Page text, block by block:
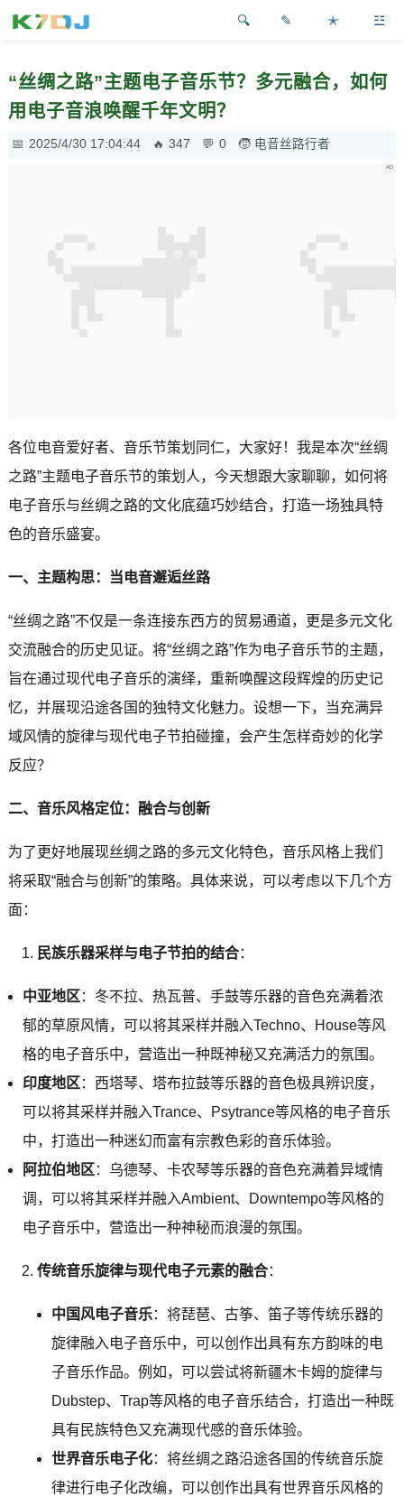
✎ ✭ ☳
“丝绸之路”主题电子音乐节？多元融合，如何
用电子音浪唤醒千年文明？
2025/4/30 17:04:44 347 0 电音丝路行者
各位电音爱好者、音乐节策划同仁，大家好！我是本次“丝绸
之路”主题电子音乐节的策划人，今天想跟大家聊聊，如何将
电子音乐与丝绸之路的文化底蕴巧妙结合，打造一场独具特
色的音乐盛宴。
一、主题构思：当电音邂逅丝路
“丝绸之路”不仅是一条连接东西方的贸易通道，更是多元文化
交流融合的历史见证。将“丝绸之路”作为电子音乐节的主题，
旨在通过现代电子音乐的演绎，重新唤醒这段辉煌的历史记
忆，并展现沿途各国的独特文化魅力。设想一下，当充满异
域风情的旋律与现代电子节拍碰撞，会产生怎样奇妙的化学
反应？
二、音乐风格定位：融合与创新
为了更好地展现丝绸之路的多元文化特色，音乐风格上我们
将采取“融合与创新”的策略。具体来说，可以考虑以下几个方
面：
民族乐器采样与电子节拍的结合：
中亚地区 ：冬不拉、热瓦普、手鼓等乐器的音色充满着浓
郁的草原风情，可以将其采样并融入Techno、House等风
格的电子音乐中，营造出一种既神秘又充满活力的氛围。
印度地区 ：西塔琴、塔布拉鼓等乐器的音色极具辨识度，
可以将其采样并融入Trance、Psytrance等风格的电子音乐
中，打造出一种迷幻而富有宗教色彩的音乐体验。
阿拉伯地区 ：乌德琴、卡农琴等乐器的音色充满着异域情
调，可以将其采样并融入Ambient、Downtempo等风格的
电子音乐中，营造出一种神秘而浪漫的氛围。
传统音乐旋律与现代电子元素的融合：
中国风电子音乐：将琵琶、古筝、笛子等传统乐器的
旋律融入电子音乐中，可以创作出具有东方韵味的电
子音乐作品。例如，可以尝试将新疆木卡姆的旋律与
Dubstep、Trap等风格的电子音乐结合，打造出一种既
具有民族特色又充满现代感的音乐体验。
世界音乐电子化：将丝绸之路沿途各国的传统音乐旋
律进行电子化改编，可以创作出具有世界音乐风格的